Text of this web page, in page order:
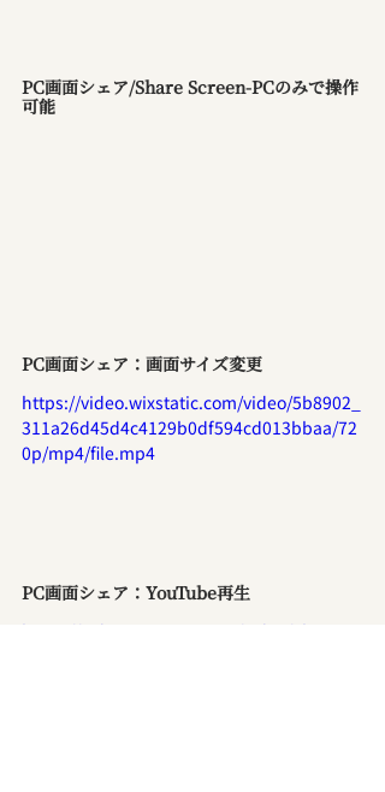
PC画面シェア/Share Screen-PCのみで操作
可能
PC画面シェア：画面サイズ変更
https://video.wixstatic.com/video/5b8902_
311a26d45d4c4129b0df594cd013bbaa/72
0p/mp4/file.mp4
PC画面シェア：YouTube再生
https://video.wixstatic.com/video/5b8902_